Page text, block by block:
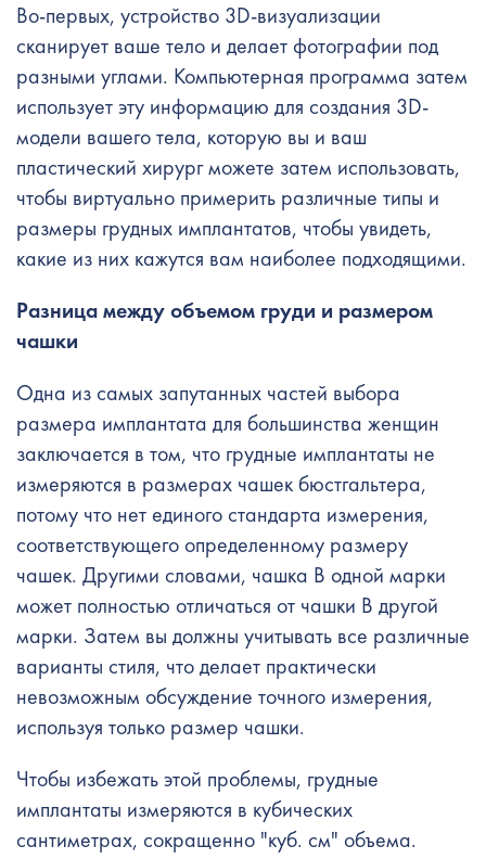
Во-первых, устройство 3D-визуализации
сканирует ваше тело и делает фотографии под
разными углами. Компьютерная программа затем
использует эту информацию для создания 3D-
модели вашего тела, которую вы и ваш
пластический хирург можете затем использовать,
чтобы виртуально примерить различные типы и
размеры грудных имплантатов, чтобы увидеть,
какие из них кажутся вам наиболее подходящими.
Разница между объемом груди и размером
чашки
Одна из самых запутанных частей выбора
размера имплантата для большинства женщин
заключается в том, что грудные имплантаты не
измеряются в размерах чашек бюстгальтера,
потому что нет единого стандарта измерения,
соответствующего определенному размеру
чашек. Другими словами, чашка B одной марки
может полностью отличаться от чашки B другой
марки. Затем вы должны учитывать все различные
варианты стиля, что делает практически
невозможным обсуждение точного измерения,
используя только размер чашки.
Чтобы избежать этой проблемы, грудные
имплантаты измеряются в кубических
сантиметрах, сокращенно "куб. см" объема.